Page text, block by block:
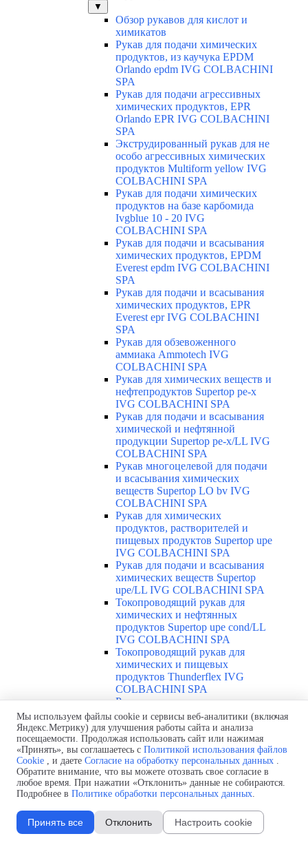
▼
Обзор рукавов для кислот и
химикатов
Рукав для подачи химических
продуктов, из каучука EPDM
Orlando epdm IVG COLBACHINI
SPA
Рукав для подачи агрессивных
химических продуктов, EPR
Orlando EPR IVG COLBACHINI
SPA
Экструдированный рукав для не
особо агрессивных химических
продуктов Multiform yellow IVG
COLBACHINI SPA
Рукав для подачи химических
продуктов на базе карбомида
Ivgblue 10 - 20 IVG
COLBACHINI SPA
Рукав для подачи и всасывания
химических продуктов, EPDM
Everest epdm IVG COLBACHINI
SPA
Рукав для подачи и всасывания
химических продуктов, EPR
Everest epr IVG COLBACHINI
SPA
Рукав для обзевоженного
аммиака Ammotech IVG
COLBACHINI SPA
Рукав для химических веществ и
нефтепродуктов Supertop pe-x
IVG COLBACHINI SPA
Рукав для подачи и всасывания
химической и нефтянной
продукции Supertop pe-x/LL IVG
COLBACHINI SPA
Рукав многоцелевой для подачи
и всасывания химических
веществ Supertop LO bv IVG
COLBACHINI SPA
Рукав для химических
продуктов, растворителей и
пищевых продуктов Supertop upe
IVG COLBACHINI SPA
Рукав для подачи и всасывания
химических веществ Supertop
upe/LL IVG COLBACHINI SPA
Токопроводящий рукав для
химических и нефтянных
продуктов Supertop upe cond/LL
IVG COLBACHINI SPA
Токопроводящий рукав для
химических и пищевых
продуктов Thunderflex IVG
COLBACHINI SPA
Рукав для химических веществ и
растворителей Teflex IVG
COLBACHINI SPA
Рукав для химических веществ и
растворителей Teflex omega IVG
COLBACHINI SPA
Токопроводящий рукав для
химикатов и растворителей
Fluostar IVG COLBACHINI SPA
Рукав для подачи химических
продуктов, растворителей Real
Мы используем файлы cookie и сервисы веб-аналитики (включая
Яндекс.Метрику) для улучшения работы сайта и анализа
посещаемости. Продолжая использовать сайт или нажимая
«Принять», вы соглашаетесь с Политикой использования файлов
Cookie , и даете Согласие на обработку персональных данных .
Обратите внимание, что вы можете отозвать свое согласие в
любое время. При нажатии «Отклонить» данные не собираются.
Подробнее в Политике обработки персональных данных.
Принять все Отклонить Настроить cookie